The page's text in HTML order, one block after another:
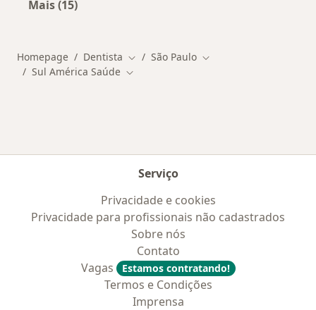
Mais (15)
Homepage Dentista Mudar de cidade
São Paulo Mudar de cidade
Sul América Saúde Mudar de cidade
Serviço
Privacidade e cookies
Privacidade para profissionais não cadastrados
Sobre nós
Contato
Vagas
Estamos contratando!
Termos e Condições
Imprensa